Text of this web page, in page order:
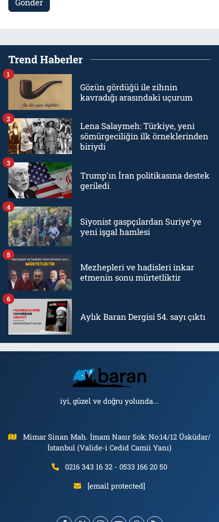
Trend Haberler
Gözün gördüğü ile zihnin
kavradığı arasındaki uçurum
1
Lena Salaymeh: Türkiye, yeni
sömürgeciliğin ilk örneklerinden
biriydi
2
Trump'ın İran politikasına destek
geriledi
3
Siyonist gaspçılardan Suriye'ye
yeni işgal hamlesi
4
Mezhepleri ve hadisleri inkar
etmenin sonu mürtetliktir
5
Aylık Baran Dergisi 54. sayı çıktı
6
iyi, güzel ve doğru yolunda...
Mimar Sinan Mah. İmam Nasır Sok: No:14/12 Üsküdar/
İstanbul (Valide-i Cedid Camii Yanı)
0216 343 16 32 - 0533 166 20 50
[email protected]